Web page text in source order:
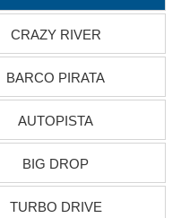
CRAZY RIVER
BARCO PIRATA
AUTOPISTA
BIG DROP
TURBO DRIVE